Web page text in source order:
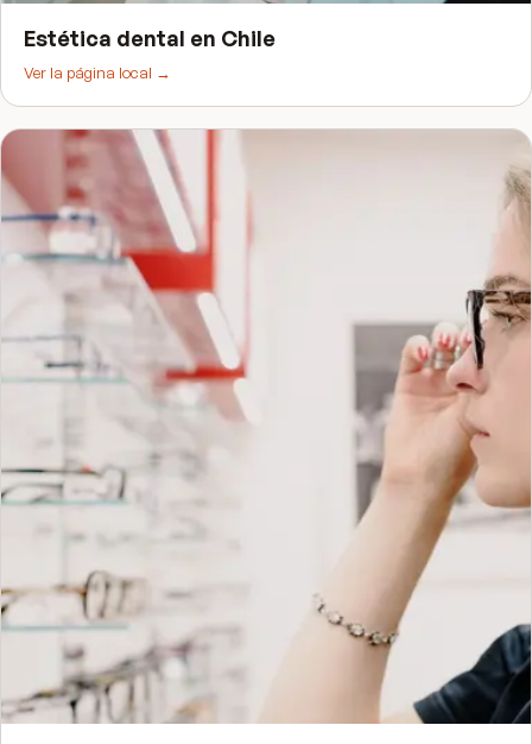
Estética dental en Chile
Ver la página local →